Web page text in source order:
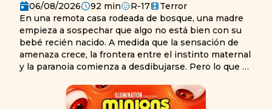
06/08/2026 92 min R-17
Terror
En una remota casa rodeada de bosque, una madre
empieza a sospechar que algo no está bien con su
bebé recién nacido. A medida que la sensación de
amenaza crece, la frontera entre el instinto maternal
y la paranoia comienza a desdibujarse. Pero lo que se
aterrador de lo que imagina: un secreto que
convierte el amor en miedo y la noche en territorio